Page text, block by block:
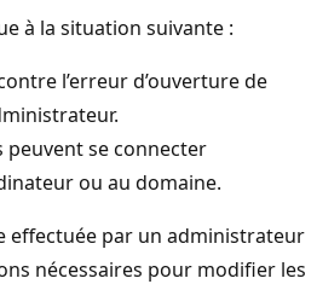
à la situation suivante :
l’erreur d’ouverture de
se connecter
ou au domaine.
effectuée par un administrateur
nécessaires pour modifier les